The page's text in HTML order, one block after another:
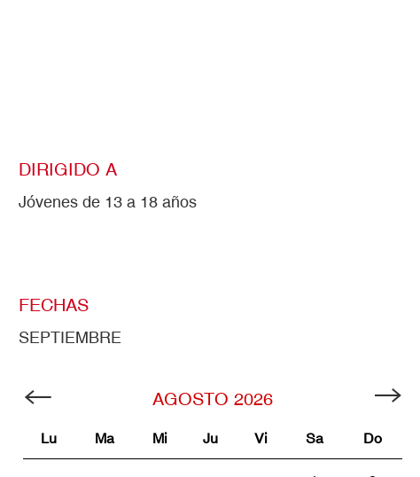
DIRIGIDO A
Jóvenes de 13 a 18 años
FECHAS
SEPTIEMBRE
AGOSTO 2026
Lu Ma Mi Ju Vi Sa Do